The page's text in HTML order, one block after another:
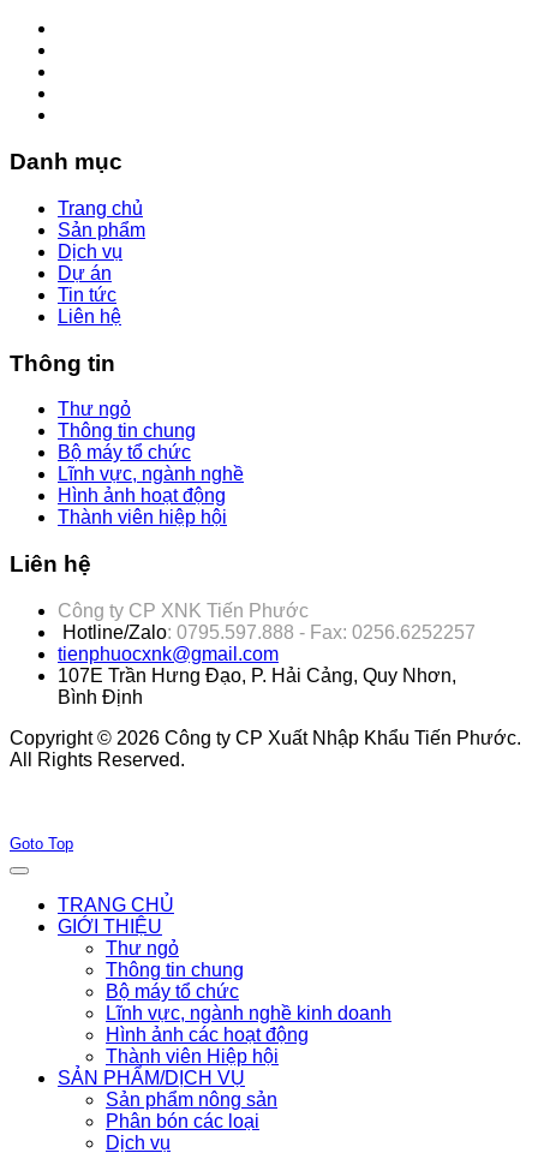
Danh mục
Trang chủ
Sản phẩm
Dịch vụ
Dự án
Tin tức
Liên hệ
Thông tin
Thư ngỏ
Thông tin chung
Bộ máy tổ chức
Lĩnh vực, ngành nghề
Hình ảnh hoạt động
Thành viên hiệp hội
Liên hệ
Công ty CP XNK Tiến Phước
Hotline/Zalo: 0795.597.888 - Fax: 0256.6252257
tienphuocxnk@gmail.com
107E Trần Hưng Đạo, P. Hải Cảng, Quy Nhơn,
Bình Định
Copyright © 2026 Công ty CP Xuất Nhập Khẩu Tiến Phước.
All Rights Reserved.
Goto Top
TRANG CHỦ
GIỚI THIỆU
Thư ngỏ
Thông tin chung
Bộ máy tổ chức
Lĩnh vực, ngành nghề kinh doanh
Hình ảnh các hoạt động
Thành viên Hiệp hội
SẢN PHẨM/DỊCH VỤ
Sản phẩm nông sản
Phân bón các loại
Dịch vụ